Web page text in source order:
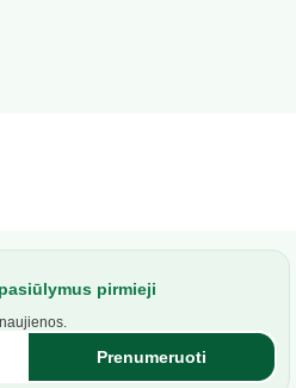
pirmieji
Prenumeruoti